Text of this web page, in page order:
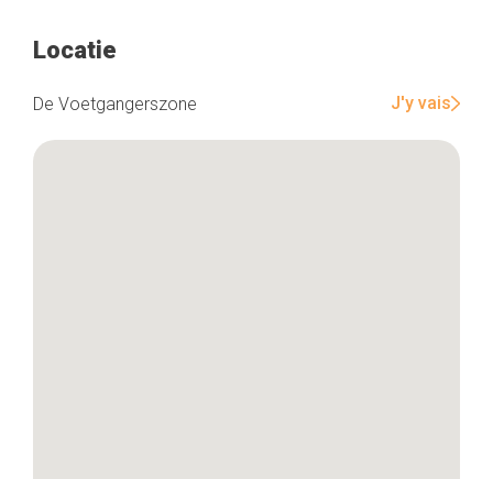
Locatie
De Voetgangerszone J'y vais